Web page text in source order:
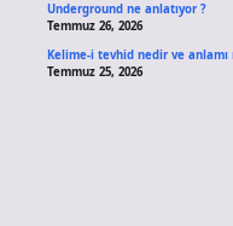
Underground ne anlatıyor ?
Temmuz 26, 2026
Kelime-i tevhid nedir ve anlamı
Temmuz 25, 2026